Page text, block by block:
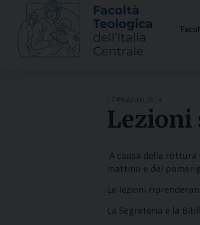
content
17 Febbraio 2014
Lezioni
A causa della
mattino e del
Le lezioni
La Segreteria e la